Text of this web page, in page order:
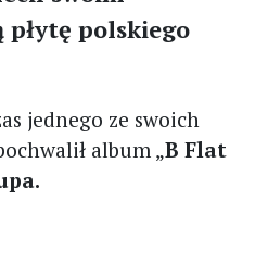
płytę polskiego
jednego ze swoich
album „B Flat